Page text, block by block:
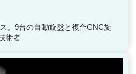
。9台の自動旋盤と複合CNC旋
術者